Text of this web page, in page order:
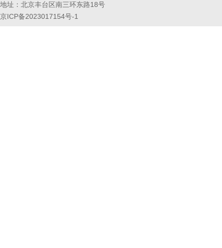
地址：北京丰台区南三环东路18号
京ICP备2023017154号-1